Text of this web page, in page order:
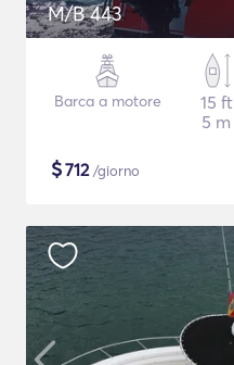
M/B 443
Barca a motore
15 ft
5 m
$712/giorno